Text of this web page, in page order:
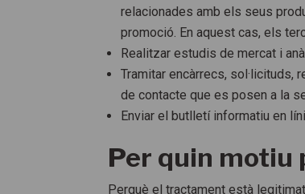
relacionades amb els seus
promoció. En aquest cas, els
Realitzar estudis de mercat i
Tramitar encàrrecs,
de contacte que es posen a la
Enviar el butlletí informatiu en
Per quin motiu
Perquè el tractament està